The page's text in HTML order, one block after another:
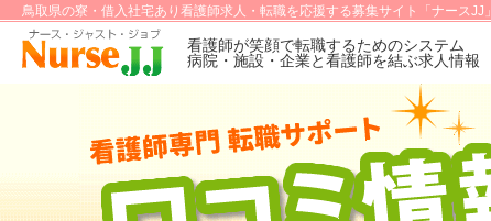
鳥取県の寮・借入社宅あり看護師求人・転職を応援する募集サイト「ナースJJ」
看護師が笑顔で転職するためのシステム
病院・施設・企業と看護師を結ぶ求人情報